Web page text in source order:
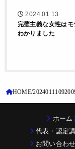
2024.01.13
完璧主義な女性はモ
わかりました
HOME
ホーム
代表・認定
お問い合わせ